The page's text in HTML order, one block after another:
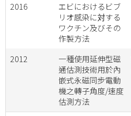
2016
エビにおけるビブ
リオ感染に対する
ワクチン及びその
作製方法
2012
一種使用延伸型磁
通估測技術用於內
嵌式永磁同步電動
機之轉子角度/速度
估測方法